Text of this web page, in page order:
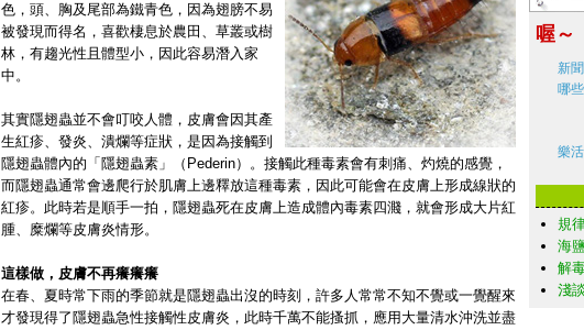
色，頭、胸及尾部為鐵青色，因為翅膀不易
被發現而得名，喜歡棲息於農田、草叢或樹
林，有趨光性且體型小，因此容易潛入家
中。
其實隱翅蟲並不會叮咬人體，皮膚會因其產
生紅疹、發炎、潰爛等症狀，是因為接觸到
隱翅蟲體內的「隱翅蟲素」（Pederin）。接觸此種毒素會有刺痛、灼燒的感覺，
而隱翅蟲通常會邊爬行於肌膚上邊釋放這種毒素，因此可能會在皮膚上形成線狀的
紅疹。此時若是順手一拍，隱翅蟲死在皮膚上造成體內毒素四濺，就會形成大片紅
腫、糜爛等皮膚炎情形。
這樣做，皮膚不再癢癢癢
在春、夏時常下雨的季節就是隱翅蟲出沒的時刻，許多人常常不知不覺或一覺醒來
才發現得了隱翅蟲急性接觸性皮膚炎，此時千萬不能搔抓，應用大量清水沖洗並盡
喔～
新
哪
樂
規
海
解
淺